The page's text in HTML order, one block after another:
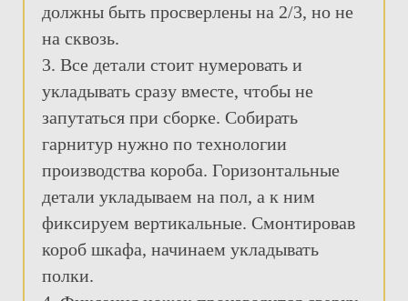
должны быть просверлены на 2/3, но не
на сквозь.
3. Все детали стоит нумеровать и
укладывать сразу вместе, чтобы не
запутаться при сборке. Собирать
гарнитур нужно по технологии
производства короба. Горизонтальные
детали укладываем на пол, а к ним
фиксируем вертикальные. Смонтировав
короб шкафа, начинаем укладывать
полки.